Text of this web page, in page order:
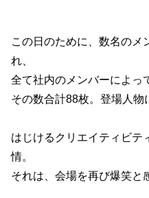
この日のために、数名のメ
れ、
全て社内のメンバーによっ
その数合計88枚。登場人物
はじけるクリエイティビテ
情。
それは、会場を再び爆笑と